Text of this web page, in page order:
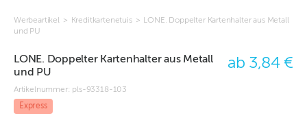
Werbeartikel > Kreditkartenetuis > LONE. Doppelter Kartenhalter aus Metall
und PU
LONE. Doppelter Kartenhalter aus Metall
und PU
Artikelnummer: pls-93318-103
Express
ab 3,84 €